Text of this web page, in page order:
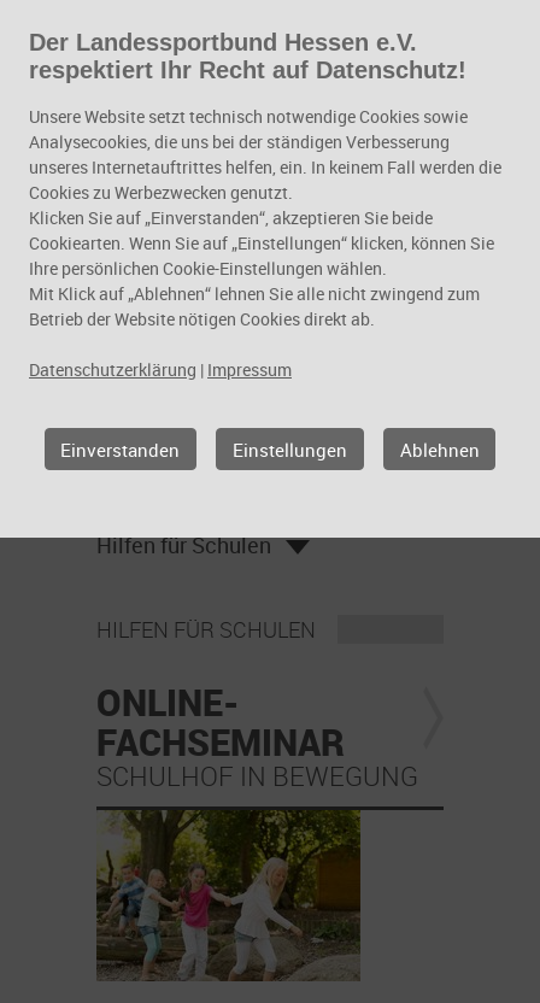
Zum Hauptinhalt springen
Schule, Bildung und
Personalentwicklung
Geschäftsfelder
Schule, Bildung und
Hilfen für Schulen
HILFEN FÜR SCHULEN
ONLINE-
FACHSEMINAR
SCHULHOF IN BEWEGUNG
Der Landessportbund Hessen e.V.
respektiert Ihr Recht auf Datenschutz!
Unsere Website setzt technisch notwendige Cookies sowie
Analysecookies, die uns bei der ständigen Verbesserung
unseres Internetauftrittes helfen, ein. In keinem Fall werden die
Cookies zu Werbezwecken genutzt.
Klicken Sie auf „Einverstanden“, akzeptieren Sie beide
Cookiearten. Wenn Sie auf „Einstellungen“ klicken, können Sie
Ihre persönlichen Cookie-Einstellungen wählen.
Mit Klick auf „Ablehnen“ lehnen Sie alle nicht zwingend zum
Betrieb der Website nötigen Cookies direkt ab.
Datenschutzerklärung | Impressum
Einverstanden Einstellungen Ablehnen